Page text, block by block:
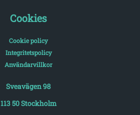
Cookies
Cookie policy
Integritetspolicy
Användarvillkor
Sveavägen 98
113 50 Stockholm